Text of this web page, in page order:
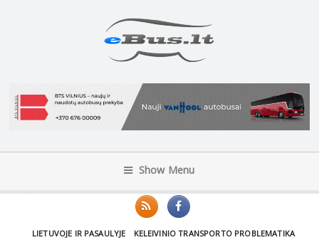
Show Menu
LIETUVOJE IR PASAULYJE
KELEIVINIO TRANSPORTO PROBLEMATIKA